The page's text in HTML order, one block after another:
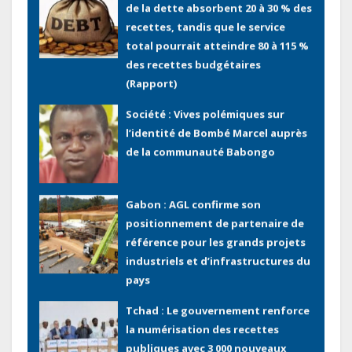
de la dette absorbent 20 à 30 % des
recettes, tandis que le service
total pourrait atteindre 80 à 115 %
des recettes budgétaires
(Rapport)
Société : Vives polémiques sur
l’identité de Bombé Marcel auprès
de la communauté Babongo
Gabon : AGL confirme son
positionnement de partenaire de
référence pour les grands projets
industriels et d’infrastructures du
pays
Tchad : Le gouvernement renforce
la numérisation des recettes
publiques avec 3 000 nouveaux